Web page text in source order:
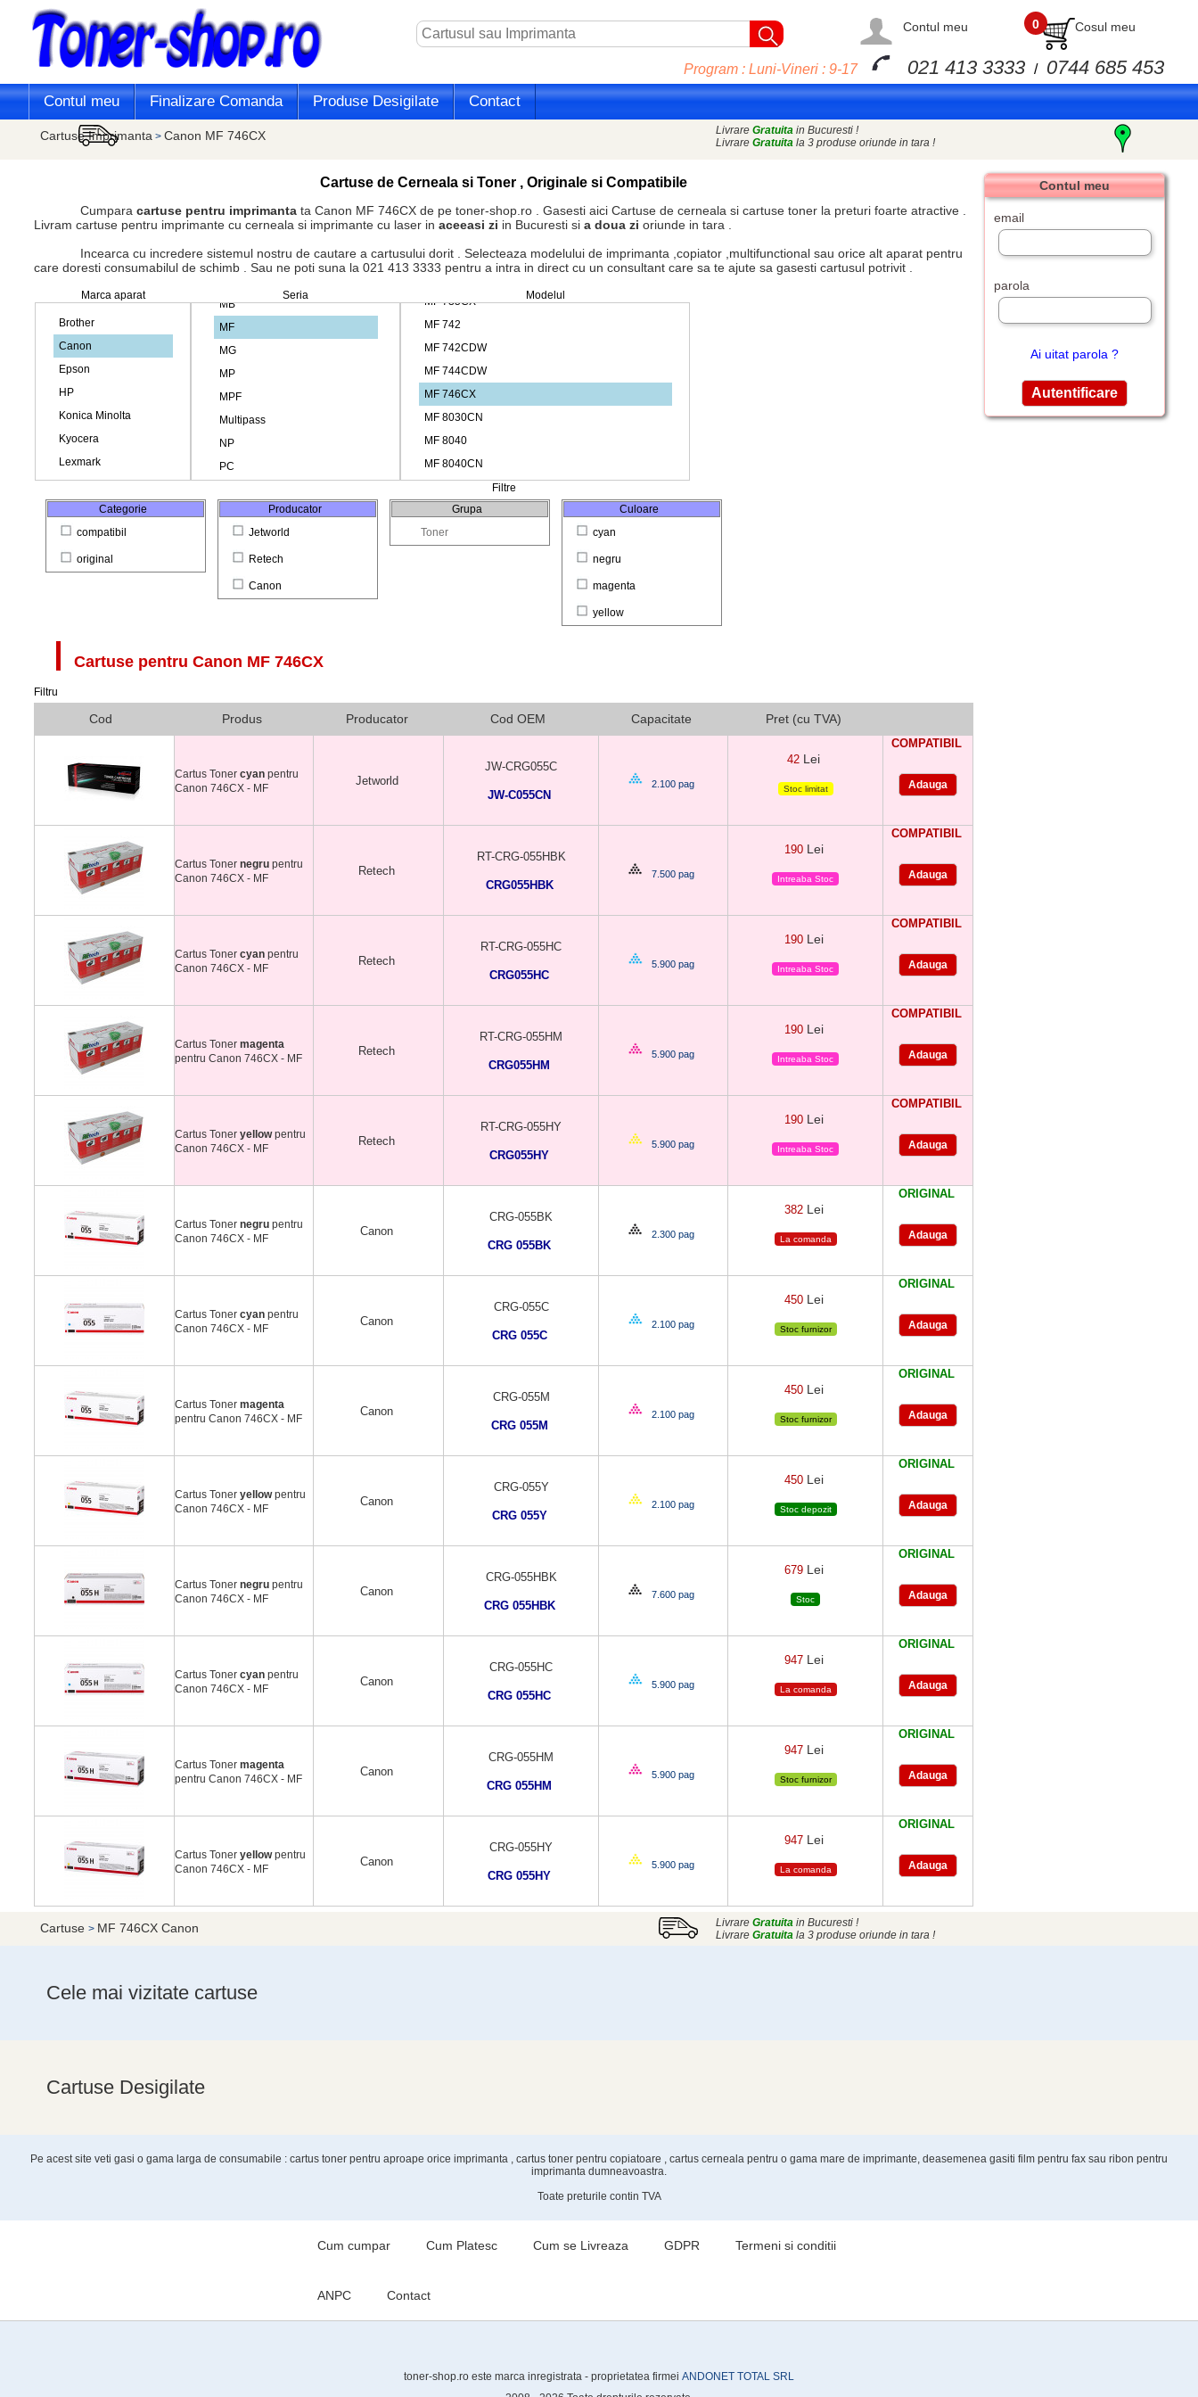
Contul meu 0 Cosul meu
Program : Luni-Vineri : 9-17 021 413 3333 / 0744 685 453
Contul meu Finalizare Comanda Produse Desigilate Contact
Cartuse Imprimanta > Canon MF 746CX Livrare Gratuita in Bucuresti !
Livrare Gratuita la 3 produse oriunde in tara !
Cartuse de Cerneala si Toner , Originale si Compatibile
Cumpara cartuse pentru imprimanta ta Canon MF 746CX de pe toner-shop.ro . Gasesti aici Cartuse de cerneala si cartuse toner la preturi foarte atractive .
Livram cartuse pentru imprimante cu cerneala si imprimante cu laser in aceeasi zi in Bucuresti si a doua zi oriunde in tara .
Incearca cu incredere sistemul nostru de cautare a cartusului dorit . Selecteaza modelului de imprimanta ,copiator ,multifunctional sau orice alt aparat pentru
care doresti consumabilul de schimb . Sau ne poti suna la 021 413 3333 pentru a intra in direct cu un consultant care sa te ajute sa gasesti cartusul potrivit .
Marca aparat Seria Modelul
Filtre
Categorie
compatibil
original
Producator
Jetworld
Retech
Canon
Grupa
Toner
Culoare
cyan
negru
magenta
yellow
Cartuse pentru Canon MF 746CX
Filtru
Cod Produs Producator Cod OEM Capacitate Pret (cu TVA)
Cartus Toner cyan pentru
Canon 746CX - MF
Jetworld
JW-CRG055C
JW-C055CN
2.100 pag
42 Lei
Stoc limitat
COMPATIBIL
Cartus Toner negru pentru
Canon 746CX - MF
Retech
RT-CRG-055HBK
CRG055HBK
7.500 pag
190 Lei
Intreaba Stoc
COMPATIBIL
Cartus Toner cyan pentru
Canon 746CX - MF
Retech
RT-CRG-055HC
CRG055HC
5.900 pag
190 Lei
Intreaba Stoc
COMPATIBIL
Cartus Toner magenta
pentru Canon 746CX - MF
Retech
RT-CRG-055HM
CRG055HM
5.900 pag
190 Lei
Intreaba Stoc
COMPATIBIL
Cartus Toner yellowpentru
Canon 746CX - MF
Retech
RT-CRG-055HY
CRG055HY
5.900 pag
190 Lei
Intreaba Stoc
COMPATIBIL
Cartus Toner negru pentru
Canon 746CX - MF
Canon
CRG-055BK
CRG 055BK
2.300 pag
382 Lei
La comanda
ORIGINAL
Cartus Toner cyan pentru
Canon 746CX - MF
Canon
CRG-055C
CRG 055C
2.100 pag
450 Lei
Stoc furnizor
ORIGINAL
Cartus Toner magenta
pentru Canon 746CX - MF
Canon
CRG-055M
CRG 055M
2.100 pag
450 Lei
Stoc furnizor
ORIGINAL
Cartus Toner yellowpentru
Canon 746CX - MF
Canon
CRG-055Y
CRG 055Y
2.100 pag
450 Lei
Stoc depozit
ORIGINAL
Cartus Toner negru pentru
Canon 746CX - MF
Canon
CRG-055HBK
CRG 055HBK
7.600 pag
679 Lei
Stoc
ORIGINAL
Cartus Toner cyan pentru
Canon 746CX - MF
Canon
CRG-055HC
CRG 055HC
5.900 pag
947 Lei
La comanda
ORIGINAL
Cartus Toner magenta
pentru Canon 746CX - MF
Canon
CRG-055HM
CRG 055HM
5.900 pag
947 Lei
Stoc furnizor
ORIGINAL
Cartus Toner yellowpentru
Canon 746CX - MF
Canon
CRG-055HY
CRG 055HY
5.900 pag
947 Lei
La comanda
ORIGINAL
Contul meu
email
parola
Ai uitat parola ?
Cartuse > MF 746CX Canon Livrare Gratuita in Bucuresti !
Livrare Gratuita la 3 produse oriunde in tara !
Cele mai vizitate cartuse
Cartuse Desigilate
Pe acest site veti gasi o gama larga de consumabile : cartus toner pentru aproape orice imprimanta , cartus toner pentru copiatoare , cartus cerneala pentru o gama mare de imprimante, deasemenea gasiti film pentru fax sau ribon pentru
imprimanta dumneavoastra.
Toate preturile contin TVA
Cum cumpar Cum Platesc Cum se Livreaza GDPR Termeni si conditii
ANPC Contact
toner-shop.ro este marca inregistrata - proprietatea firmei ANDONET TOTAL SRL